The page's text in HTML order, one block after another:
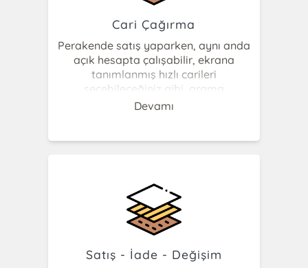
Cari Çağırma
Perakende satış yaparken, aynı anda
açık hesapta çalışabilir, ekrana
tanımlanmış hızlı carileri
seçebileceğiniz gibi, arama
ekranından carileri çağırıp
Devamı
Satış - İade - Değişim